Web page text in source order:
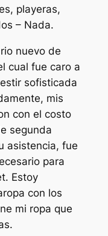
playeras,
– Nada.
nuevo de
cual fue caro a
sofisticada
mis
con el costo
segunda
asistencia, fue
para
Estoy
con los
mi ropa que